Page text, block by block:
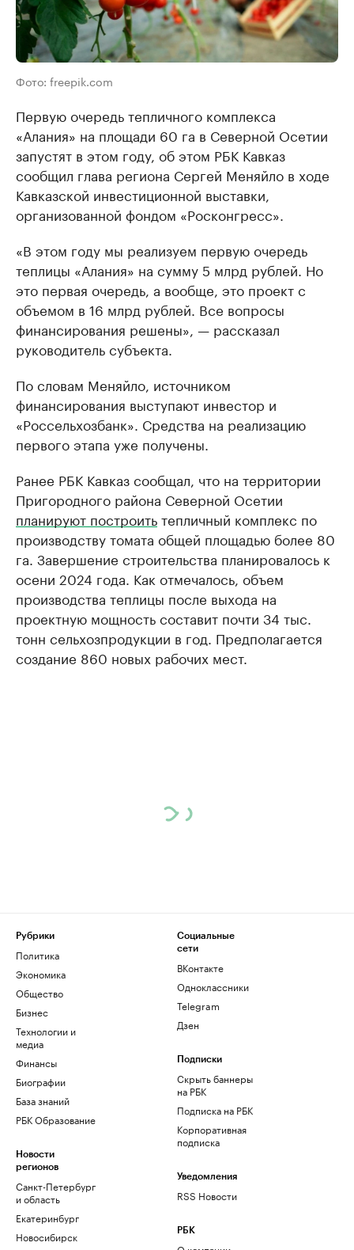
Фото: freepik.com
Первую очередь тепличного комплекса
«Алания» на площади 60 га в Северной Осетии
запустят в этом году, об этом РБК Кавказ
сообщил глава региона Сергей Меняйло в ходе
Кавказской инвестиционной выставки,
организованной фондом «Росконгресс».
«В этом году мы реализуем первую очередь
теплицы «Алания» на сумму 5 млрд рублей. Но
это первая очередь, а вообще, это проект с
объемом в 16 млрд рублей. Все вопросы
финансирования решены», — рассказал
руководитель субъекта.
По словам Меняйло, источником
финансирования выступают инвестор и
«Россельхозбанк». Средства на реализацию
первого этапа уже получены.
Ранее РБК Кавказ сообщал, что на территории
Пригородного района Северной Осетии
планируют построитьтепличный комплекс по
производству томата общей площадью более 80
га. Завершение строительства планировалось к
осени 2024 года. Как отмечалось, объем
производства теплицы после выхода на
проектную мощность составит почти 34 тыс.
тонн сельхозпродукции в год. Предполагается
создание 860 новых рабочих мест.
Рубрики
Политика
Экономика
Общество
Бизнес
Технологии и
медиа
Финансы
Биографии
База знаний
РБК Образование
Новости
регионов
Санкт-Петербург
и область
Екатеринбург
Новосибирск
Социальные
сети
ВКонтакте
Одноклассники
Telegram
Дзен
Подписки
Скрыть баннеры
на РБК
Подписка на РБК
Корпоративная
подписка
Уведомления
RSS Новости
РБК